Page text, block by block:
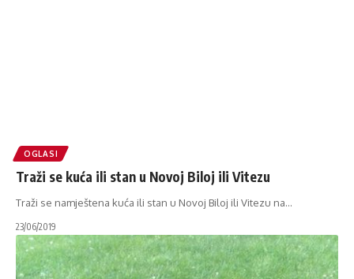
OGLASI
Traži se kuća ili stan u Novoj Biloj ili Vitezu
Traži se namještena kuća ili stan u Novoj Biloj ili Vitezu na…
23/06/2019